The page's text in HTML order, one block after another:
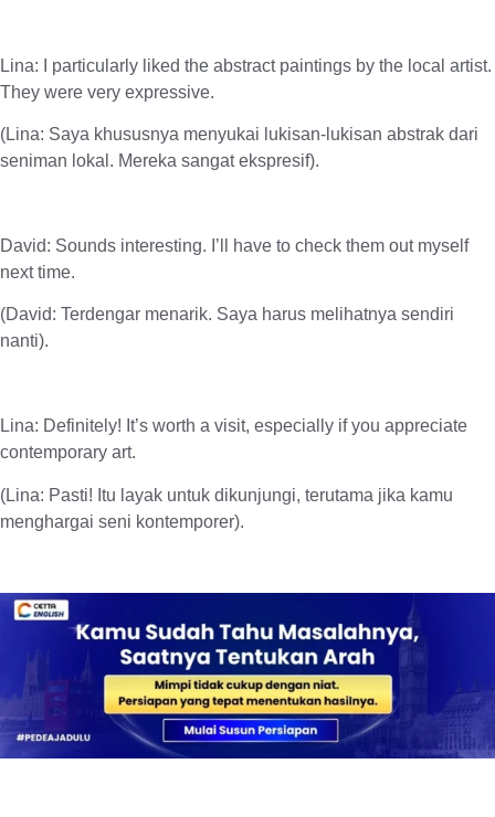
Lina: I particularly liked the abstract paintings by the local artist.
They were very expressive.
(Lina: Saya khususnya menyukai lukisan-lukisan abstrak dari
seniman lokal. Mereka sangat ekspresif).
David: Sounds interesting. I’ll have to check them out myself
next time.
(David: Terdengar menarik. Saya harus melihatnya sendiri
nanti).
Lina: Definitely! It’s worth a visit, especially if you appreciate
contemporary art.
(Lina: Pasti! Itu layak untuk dikunjungi, terutama jika kamu
menghargai seni kontemporer).